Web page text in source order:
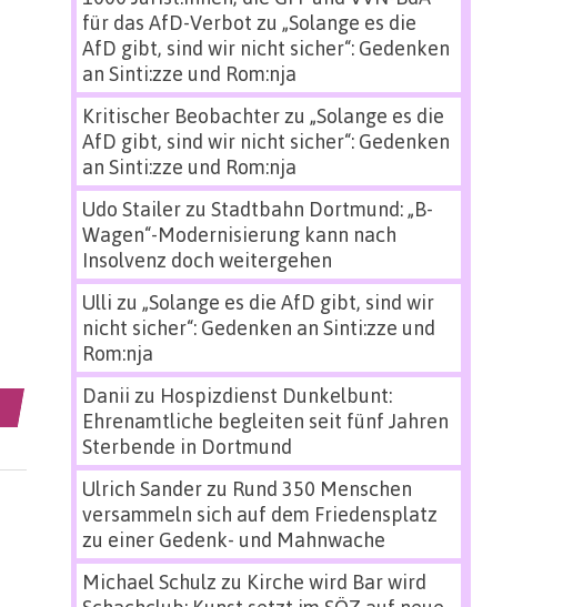
für das AfD-Verbot zu „Solange es die
AfD gibt, sind wir nicht sicher“: Gedenken
an Sinti:zze und Rom:nja
Kritischer Beobachterzu „Solange es die
AfD gibt, sind wir nicht sicher“: Gedenken
an Sinti:zze und Rom:nja
Udo Stailerzu Stadtbahn Dortmund: „B-
Wagen“-Modernisierung kann nach
Insolvenz doch weitergehen
Ulli zu „Solange es die AfD gibt, sind wir
nicht sicher“: Gedenken an Sinti:zze und
Rom:nja
Danii zu Hospizdienst Dunkelbunt:
Ehrenamtliche begleiten seit fünf Jahren
Sterbende in Dortmund
Ulrich Sanderzu Rund 350 Menschen
versammeln sich auf dem Friedensplatz
zu einer Gedenk- und Mahnwache
Michael Schulz zu Kirche wird Bar wird